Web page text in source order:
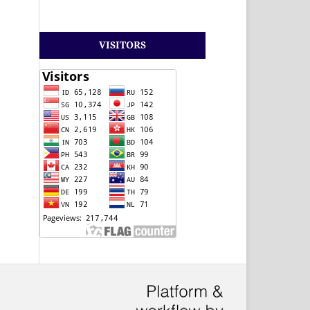
VISITORS